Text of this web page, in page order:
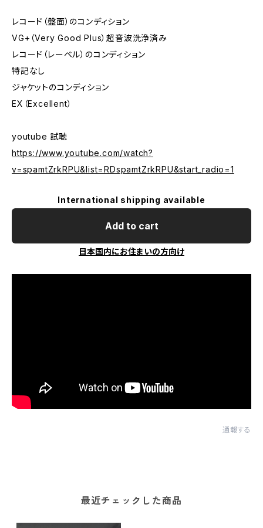
レコード（盤面）のコンディション
VG+（Very Good Plus）超音波洗浄済み
レコード（レーベル）のコンディション
特記なし
ジャケットのコンディション
EX（Excellent）
youtube 試聴
https://www.youtube.com/watch?
v=spamtZrkRPU&list=RDspamtZrkRPU&start_radio=1
International shipping available
Add to cart
日本国内にお住まいの方向け
通報する
最近チェックした商品